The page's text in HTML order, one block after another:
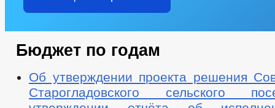
Бюджет по годам
Об утверждении проекта решения
Старогладовского сельского